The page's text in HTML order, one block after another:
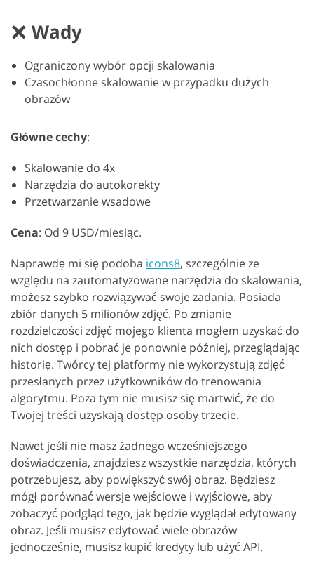
Wady
Ograniczony wybór opcji skalowania
Czasochłonne skalowanie w przypadku dużych
obrazów
Główne cechy:
Skalowanie do 4x
Narzędzia do autokorekty
Przetwarzanie wsadowe
Cena: Od 9 USD/miesiąc.
Naprawdę mi się podoba icons8, szczególnie ze
względu na zautomatyzowane narzędzia do skalowania,
możesz szybko rozwiązywać swoje zadania. Posiada
zbiór danych 5 milionów zdjęć. Po zmianie
rozdzielczości zdjęć mojego klienta mogłem uzyskać do
nich dostęp i pobrać je ponownie później, przeglądając
historię. Twórcy tej platformy nie wykorzystują zdjęć
przesłanych przez użytkowników do trenowania
algorytmu. Poza tym nie musisz się martwić, że do
Twojej treści uzyskają dostęp osoby trzecie.
Nawet jeśli nie masz żadnego wcześniejszego
doświadczenia, znajdziesz wszystkie narzędzia, których
potrzebujesz, aby powiększyć swój obraz. Będziesz
mógł porównać wersje wejściowe i wyjściowe, aby
zobaczyć podgląd tego, jak będzie wyglądał edytowany
obraz. Jeśli musisz edytować wiele obrazów
jednocześnie, musisz kupić kredyty lub użyć API.